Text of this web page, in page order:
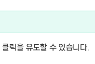
릭을 유도할 수 있습니다.